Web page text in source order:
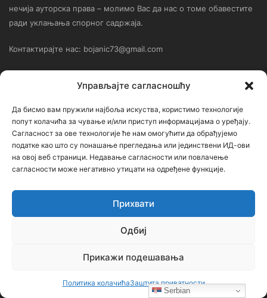
Управљајте сагласношћу
Да бисмо вам пружили најбоља искуства, користимо технологије
попут колачића за чување и/или приступ информацијама о уређају.
Сагласност за ове технологије ће нам омогућити да обрађујемо
податке као што су понашање прегледања или јединствени ИД-ови
на овој веб страници. Недавање сагласности или повлачење
сагласности може негативно утицати на одређене функције.
Прихвати
Одбиј
Прикажи подешавања
Политика колачићаЗаштита приватности
нечија ауторска права – молимо Вас да нас о томе обавестите
ради уклањања спорног садржаја.
Контактирајте нас: bojanic73@gmail.com
Ђорђе Бојанић, проф. историје – главни уредник
Седиште: Србија, 18000, Ниш
Контакт: тел. +381 652061021
редакција –bojanic73@gmail.com
администратор – bojanic73@gmail.com
…
утицајем ни једне политичке опције или организације. Сајт није
Serbian